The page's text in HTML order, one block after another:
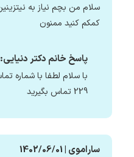
کمکم کنید ممنون
پاسخ خانم دکتر دنیایی:
229 تماس بگیرید
ساراموی | 1402/06/01